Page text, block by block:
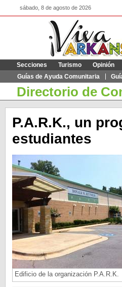
sábado, 8 de agosto de 2026
Secciones Turismo Opinión
Guías de Ayuda Comunitaria
Directorio de
P.A.R.K., un
estudiantes
Edificio de la organización P.A.R.K.